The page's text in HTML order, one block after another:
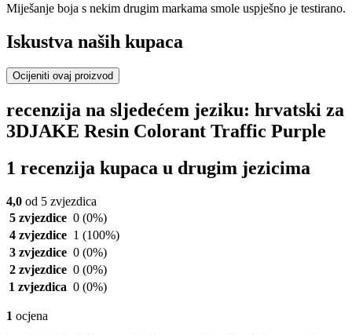
Miješanje boja s nekim drugim markama smole uspješno je testirano.
Iskustva naših kupaca
Ocijeniti ovaj proizvod
recenzija na sljedećem jeziku: hrvatski za
3DJAKE Resin Colorant Traffic Purple
1 recenzija kupaca u drugim jezicima
4,0 od 5 zvjezdica
5 zvjezdice 0 (0%)
4 zvjezdice 1 (100%)
3 zvjezdice 0 (0%)
2 zvjezdice 0 (0%)
1 zvjezdica 0 (0%)
1 ocjena